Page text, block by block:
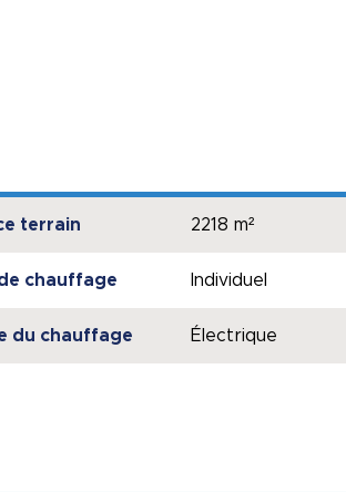
terrain 2218 m²
chauffage Individuel
du chauffage Électrique